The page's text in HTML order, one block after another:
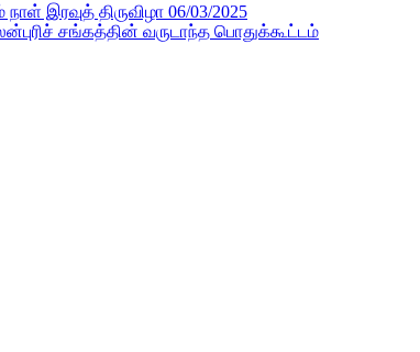
இரவுத் திருவிழா 06/03/2025
சங்கத்தின் வருடாந்த பொதுக்கூட்டம்